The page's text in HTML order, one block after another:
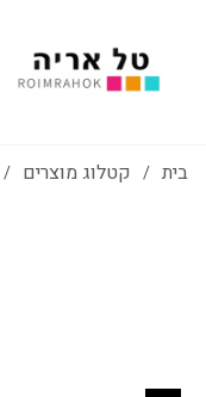
בית / קטלוג מוצרים /